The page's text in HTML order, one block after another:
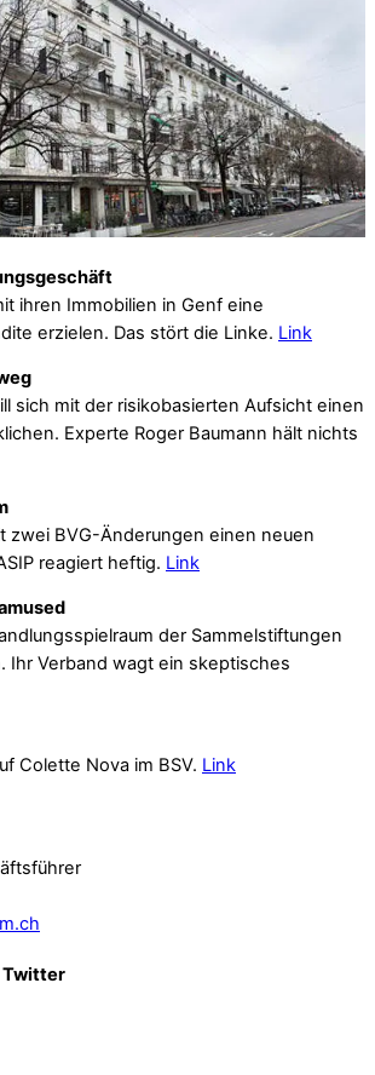
ihren Immobilien in Genf eine
erzielen. Das stört die Linke. Link
sich mit der risikobasierten Aufsicht einen
Experte Roger Baumann hält nichts
zwei BVG-Änderungen einen neuen
reagiert heftig. Link
der Sammelstiftungen
Ihr Verband wagt ein skeptisches
Colette Nova im BSV. Link
Twitter